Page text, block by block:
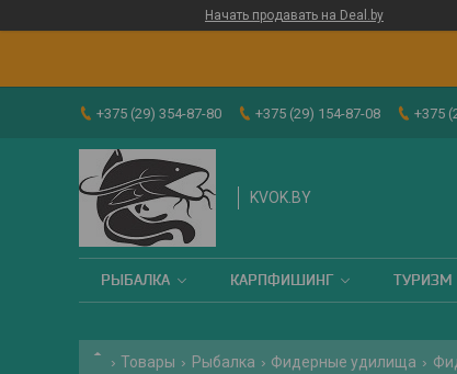
Начать продавать на Deal.by
+375 (29) 354-87-80 +375 (29) 154-87-08 +375
KVOK.BY
РЫБАЛКА КАРПФИШИНГ ТУРИЗМ
Товары Рыбалка Фидерные удилища